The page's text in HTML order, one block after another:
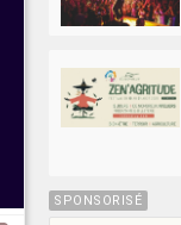
SPONSORISÉ